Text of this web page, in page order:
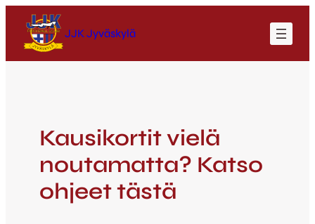
JJK Jyväskylä
Kausikortit vielä
noutamatta? Katso
ohjeet tästä